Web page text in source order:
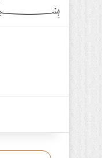
﷽ امروز: